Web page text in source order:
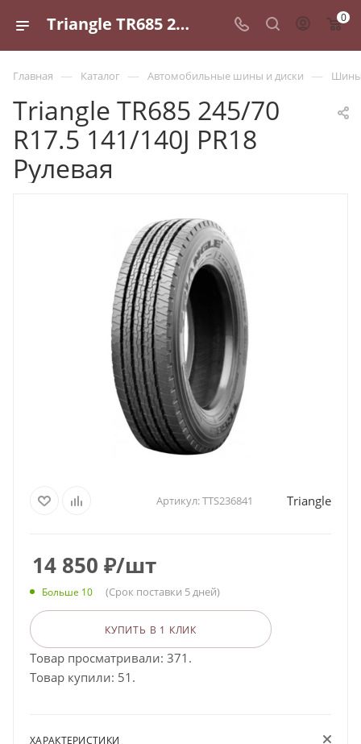
Triangle TR685 245/70 R17.5 141/140J PR18 Рулевая - купить в Санкт-Петербурге по выгодной цене 0
Главная — Каталог — Автомобильные шины и диски — Шины
Triangle TR685 245/70
R17.5 141/140J PR18
Рулевая
Артикул:TTS236841 Triangle
14 850 ₽/шт
Больше 10 (Срок поставки 5 дней)
КУПИТЬ В 1 КЛИК
Товар просматривали: 371.
Товар купили: 51.
ХАРАКТЕРИСТИКИ